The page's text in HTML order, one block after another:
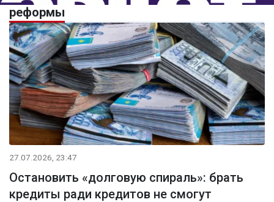
реформы
27.07.2026, 23:47
Остановить «долговую спираль»: брать
кредиты ради кредитов не смогут